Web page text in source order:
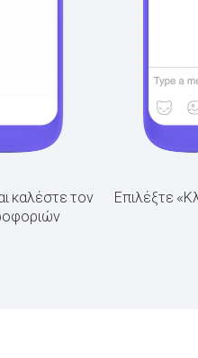
καλέστε τον
Επιλέξτε